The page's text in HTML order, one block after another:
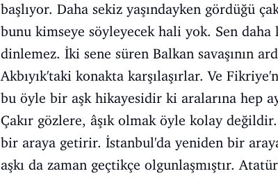
başlıyor. Daha sekiz yaşındayken gördüğü
bunu kimseye söyleyecek hali yok. Sen
dinlemez. İki sene süren Balkan savaşının
Akbıyık'taki konakta karşılaşırlar. Ve
bu öyle bir aşk hikayesidir ki aralarına hep
Çakır gözlere, âşık olmak öyle kolay
bir araya getirir. İstanbul'da yeniden bir
aşkı da zaman geçtikçe olgunlaşmıştır.